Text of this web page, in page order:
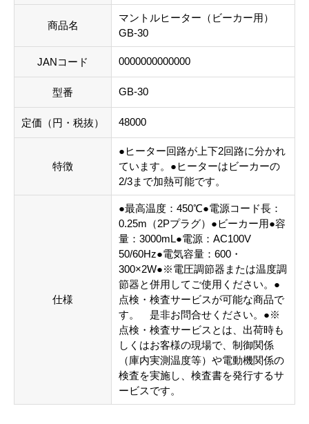
商品名
マントルヒーター（ビーカー用）
GB-30
JANコード 0000000000000
型番 GB-30
定価（円・税抜） 48000
特徴
●ヒーター回路が上下2回路に分かれ
ています。●ヒーターはビーカーの
2/3まで加熱可能です。
仕様
●最高温度：450℃●電源コード長：
0.25m（2Pプラグ）●ビーカー用●容
量：3000mL●電源：AC100V
50/60Hz●電気容量：600・
300×2W●※電圧調節器または温度調
節器と併用してご使用ください。●
点検・検査サービスが可能な商品で
す。 是非お問合せください。●※
点検・検査サービスとは、出荷時も
しくはお客様の現場で、制御関係
（庫内実測温度等）や電動機関係の
検査を実施し、検査書を発行するサ
ービスです。